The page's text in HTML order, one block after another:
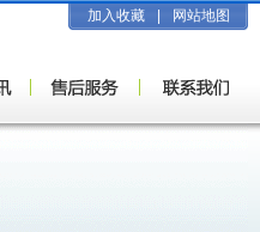
加入收藏 网站地图